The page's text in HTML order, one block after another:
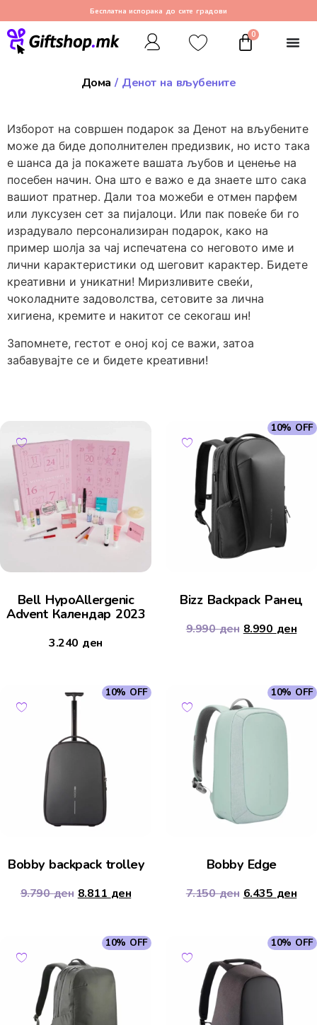
Бесплатна испорака до сите градови
0
Дома / Денот на вљубените
Изборот на совршен подарок за Денот на вљубените
може да биде дополнителен предизвик, но исто така
е шанса да ја покажете вашата љубов и ценење на
посебен начин. Она што е важо е да знаете што сака
вашиот пратнер. Дали тоа можеби е отмен парфем
или луксузен сет за пијалоци. Или пак повеќе би го
израдувало персонализиран подарок, како на
пример шолја за чај испечатена со неговото име и
лични карактеристики од шеговит карактер. Бидете
креативни и уникатни! Миризливите свеќи,
чоколадните задоволства, сетовите за лична
хигиена, кремите и накитот се секогаш ин!
Запомнете, гестот е оној кој се важи, затоа
забавувајте се и бидете креативни!
Bell HypoAllergenic
Advent Календар 2023
3.240 ден
10% OFF
Bizz Backpack Ранец
9.990ден 8.990 ден
10% OFF
Bobby backpack trolley
9.790ден 8.811 ден
10% OFF
Bobby Edge
7.150ден 6.435 ден
10% OFF 10% OFF